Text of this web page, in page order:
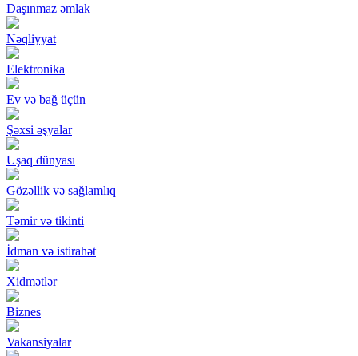
Daşınmaz əmlak
Nəqliyyat
Elektronika
Ev və bağ üçün
Şəxsi əşyalar
Uşaq dünyası
Gözəllik və sağlamlıq
Təmir və tikinti
İdman və istirahət
Xidmətlər
Biznes
Vakansiyalar